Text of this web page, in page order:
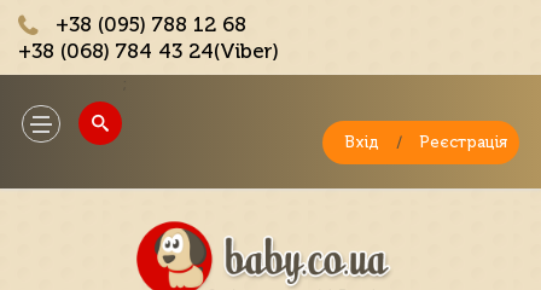
+38 (095) 788 12 68
+38 (068) 784 43 24(Viber)
Toggle
navigation
Вхід / Реєстрація